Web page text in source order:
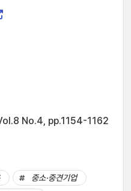
Vol.8 No.4, pp.1154-1162
중소·중견기업